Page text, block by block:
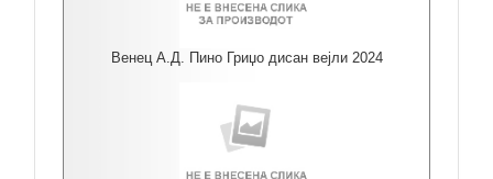
Венец А.Д. Пино Гриџо дисан вејли 2024